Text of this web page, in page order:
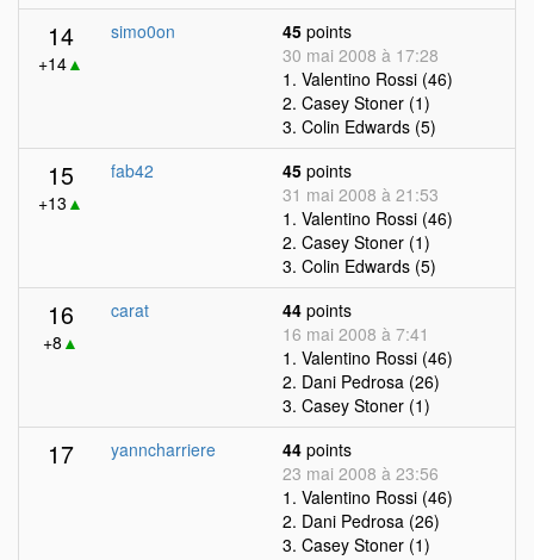
14
+14▲
simo0on 45 points
30 mai 2008 à 17:28
1. Valentino Rossi (46)
2. Casey Stoner (1)
3. Colin Edwards (5)
15
+13 ▲
fab42 45 points
31 mai 2008 à 21:53
1. Valentino Rossi (46)
2. Casey Stoner (1)
3. Colin Edwards (5)
16
+8 ▲
carat 44 points
16 mai 2008 à 7:41
1. Valentino Rossi (46)
2. Dani Pedrosa (26)
3. Casey Stoner (1)
17 yanncharriere 44 points
23 mai 2008 à 23:56
1. Valentino Rossi (46)
2. Dani Pedrosa (26)
3. Casey Stoner (1)